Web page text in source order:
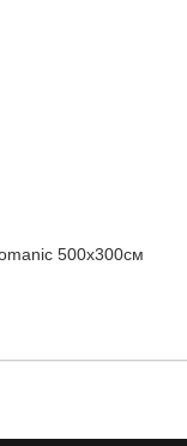
500х300см